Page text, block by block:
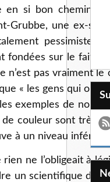
si bon chemin.
une ex-
pessimiste
fondées sur le fait
pas vraiment le
« les gens qui ont
exemples de non-
couleur sont très
à un niveau inférieur.
ne l’obligeait à
un scientifique de